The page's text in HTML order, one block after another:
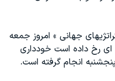
جهانی » امروز جمعه
ای رخ داده است خودداری
انجام گرفته است.